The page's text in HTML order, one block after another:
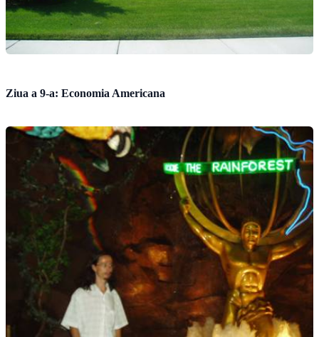
Ziua a 9-a: Economia Americana